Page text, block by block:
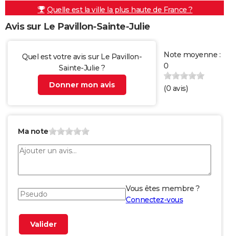
Quelle est la ville la plus haute de France ?
Avis sur Le Pavillon-Sainte-Julie
Quel est votre avis sur Le Pavillon-
Sainte-Julie ?
Donner mon avis
Note moyenne :
0
(0 avis)
Ma note
Vous êtes membre ?
Connectez-vous